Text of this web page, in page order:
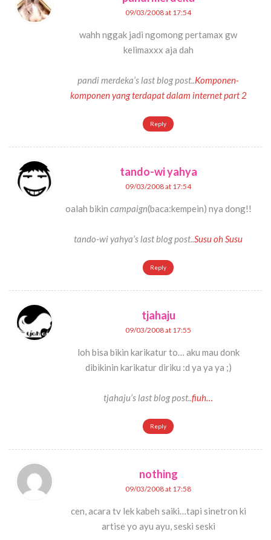
09/03/2008 at 17:54
wahh nggak jadi ngomong pertamax gw
kelimaxxx aja dah
pandi merdeka’s last blog post..Komponen-
komponen yang terdapat dalam internet part 2
Reply
tando-wi yahya
09/03/2008 at 17:54
oalah bikin campaign(baca:kempein) nya dong!!
tando-wi yahya’s last blog post..Susu oh Susu
Reply
tjahaju
09/03/2008 at 17:55
loh bisa bikin karikatur to… aku mau donk
dibikinin karikatur diriku :d ya ya ya ;)
tjahaju’s last blog post..fiuh…
Reply
nothing
09/03/2008 at 17:58
cen, acara tv lek kabeh saiki…tapi sinetron ki
artise yo ayu ayu, seski seski